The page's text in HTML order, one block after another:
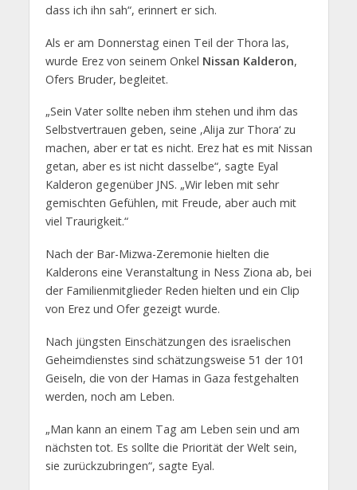
dass ich ihn sah“, erinnert er sich.
Als er am Donnerstag einen Teil der Thora las,
wurde Erez von seinem Onkel Nissan Kalderon,
Ofers Bruder, begleitet.
„Sein Vater sollte neben ihm stehen und ihm das
Selbstvertrauen geben, seine ‚Alija zur Thora‘ zu
machen, aber er tat es nicht. Erez hat es mit Nissan
getan, aber es ist nicht dasselbe“, sagte Eyal
Kalderon gegenüber JNS. „Wir leben mit sehr
gemischten Gefühlen, mit Freude, aber auch mit
viel Traurigkeit.“
Nach der Bar-Mizwa-Zeremonie hielten die
Kalderons eine Veranstaltung in Ness Ziona ab, bei
der Familienmitglieder Reden hielten und ein Clip
von Erez und Ofer gezeigt wurde.
Nach jüngsten Einschätzungen des israelischen
Geheimdienstes sind schätzungsweise 51 der 101
Geiseln, die von der Hamas in Gaza festgehalten
werden, noch am Leben.
„Man kann an einem Tag am Leben sein und am
nächsten tot. Es sollte die Priorität der Welt sein,
sie zurückzubringen“, sagte Eyal.